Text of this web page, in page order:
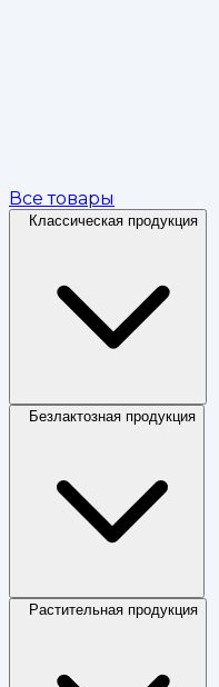
Все товары
Классическая продукция
Безлактозная продукция
Растительная продукция